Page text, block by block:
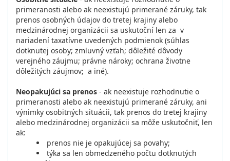
primeranosti alebo ak neexistujú primerané záruky, tak
prenos osobných údajov do tretej krajiny alebo
medzinárodnej organizácii sa uskutoční len za v
nariadení taxatívne uvedených podmienok (súhlas
dotknutej osoby; zmluvný vzťah; dôležité dôvody
verejného záujmu; právne nároky; ochrana životne
dôležitých záujmov; a iné).
Neopakujúci sa prenos - ak neexistuje rozhodnutie o
primeranosti alebo ak neexistujú primerané záruky, ani
výnimky osobitných situácii, tak prenos do tretej krajiny
alebo medzinárodnej organizácii sa môže uskutočniť, len
ak:
prenos nie je opakujúcej sa povahy;
týka sa len obmedzeného počtu dotknutých